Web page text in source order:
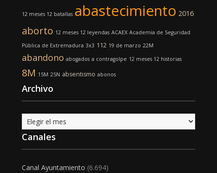
12 meses 12 batallas abastecimiento 2016
aborto 12 meses 12 leyendas ACAEX Academia de Seguridad
Pública de Extremadura 3x3 112 19 de marzo 22M
abandono abogados a contragolpe 12 meses 12 historias
8M 15M 25N absentismo abonos
Archivo
Archivo
Canales
Canal Ayuntamiento (6.694)